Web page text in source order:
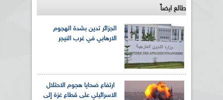
طالع ايضاً
الجزائر تدين بشدة الهجوم
الارهابي في غرب النيجر
ارتفاع ضحايا هجوم الاحتلال
الاسرائيلي على قطاع غزة إلى